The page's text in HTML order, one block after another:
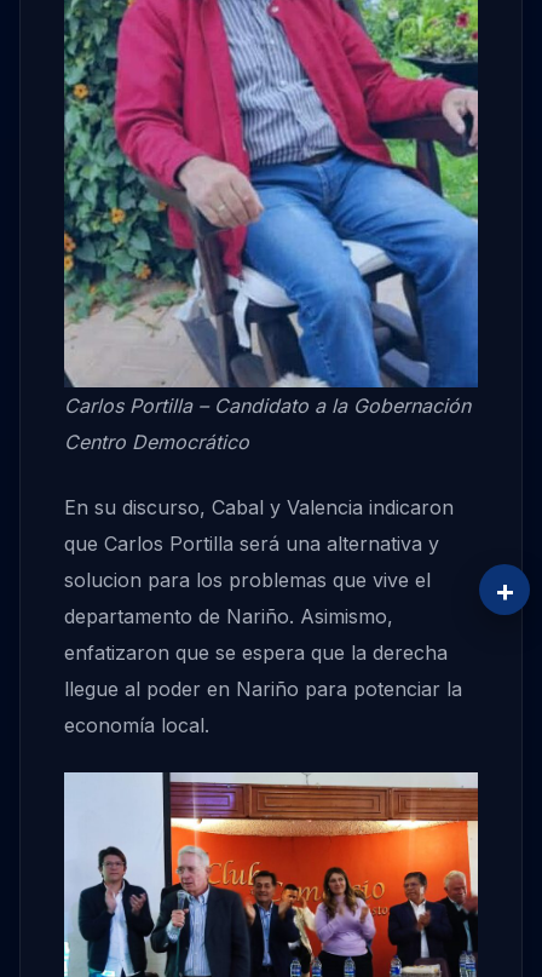
Carlos Portilla – Candidato a la Gobernación
Centro Democrático
En su discurso, Cabal y Valencia indicaron
que Carlos Portilla será una alternativa y
solucion para los problemas que vive el
departamento de Nariño. Asimismo,
enfatizaron que se espera que la derecha
llegue al poder en Nariño para potenciar la
economía local.
+